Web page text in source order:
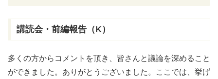
講読会・前編報告（K）
多くの方からコメントを頂き、皆さんと議論を深めること
ができました。ありがとうございました。ここでは、挙げ